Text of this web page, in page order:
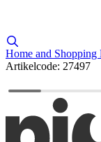
Home and Shopping
Artikelcode: 27497